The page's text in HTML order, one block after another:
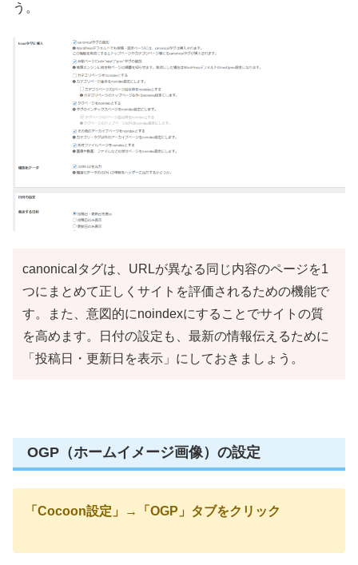
う。
canonicalタグは、URLが異なる同じ内容のページを1
つにまとめて正しくサイトを評価されるための機能で
す。また、意図的にnoindexにすることでサイトの質
を高めます。日付の設定も、最新の情報伝えるために
「投稿日・更新日を表示」にしておきましょう。
OGP（ホームイメージ画像）の設定
「Cocoon設定」→「OGP」タブをクリック